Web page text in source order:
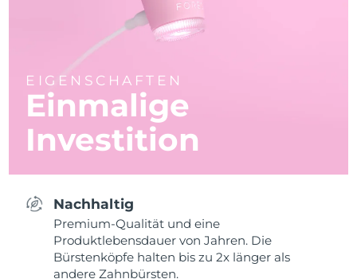
EIGENSCHAFTEN
Einmalige
Investition
Nachhaltig
Premium-Qualität und eine
Produktlebensdauer von Jahren. Die
Bürstenköpfe halten bis zu 2x länger als
andere Zahnbürsten.